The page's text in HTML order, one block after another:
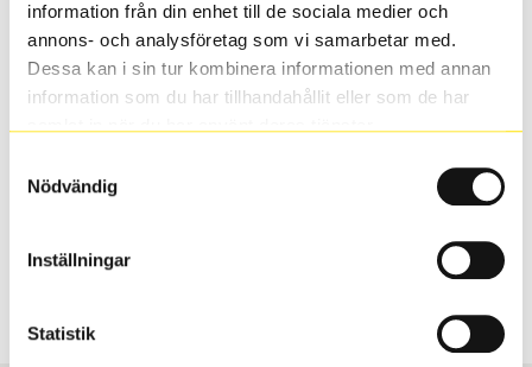
information från din enhet till de sociala medier och
annons- och analysföretag som vi samarbetar med.
Dessa kan i sin tur kombinera informationen med annan
information som du har tillhandahållit eller som de har
Nödvändig
Inställningar
Statistik
Ange registreringsnummer för att se om det däck du
valt passar din bilmodell. Om du köper däck som skall
sättas på dina befintliga fälgar, se till att kolla en extra
inte vara samma dimension som bilen hade ut från